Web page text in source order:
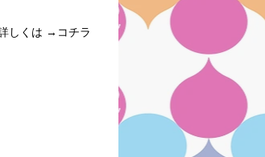
しくは →コチラ